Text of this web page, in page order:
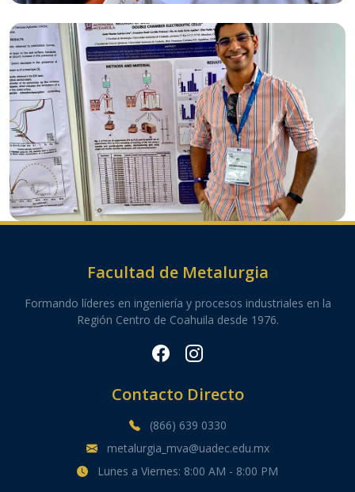
Facultad de Metalurgia
Formando líderes en ingeniería y procesos industriales en la
Región Centro de Coahuila desde 1976.
Contacto Directo
(866) 639 0330
metalurgia_mva@uadec.edu.mx
Lunes a Viernes: 8:00 AM - 8:00 PM